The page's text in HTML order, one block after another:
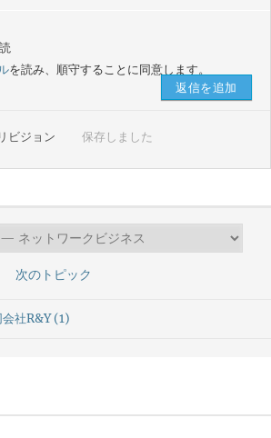
を読み、順守することに同意します。
ビジョン 保存しました
次のトピック
合同会社R&Y (1)